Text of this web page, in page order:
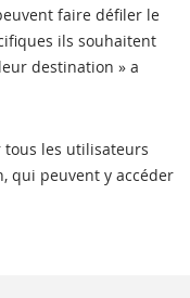
faire défiler le
ils souhaitent
destination » a
tous les utilisateurs
qui peuvent y accéder